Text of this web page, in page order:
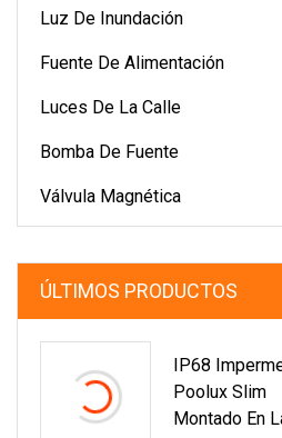
Luz De Inundación
Fuente De Alimentación
Luces De La Calle
Bomba De Fuente
Válvula Magnética
ÚLTIMOS PRODUCTOS
IP68
Poolux Slim
Montado En